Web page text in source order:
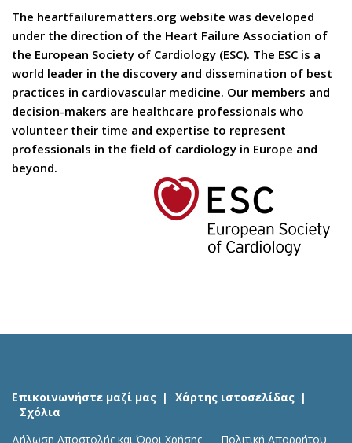
The heartfailurematters.org website was developed
under the direction of the Heart Failure Association of
the European Society of Cardiology (ESC). The ESC is a
world leader in the discovery and dissemination of best
practices in cardiovascular medicine. Our members and
decision-makers are healthcare professionals who
volunteer their time and expertise to represent
professionals in the field of cardiology in Europe and
beyond.
Επικοινωνήστε μαζί μας
Χάρτης ιστοσελίδας
Σχόλια
Δήλωση Αποστολής και Όροι Χρήσης
Πολιτική Απορρήτου